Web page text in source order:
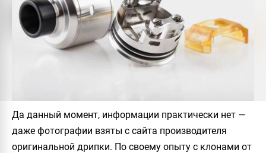
Да данный момент, информации практически нет —
даже фотографии взяты с сайта производителя
оригинальной дрипки. По своему опыту с клонами от